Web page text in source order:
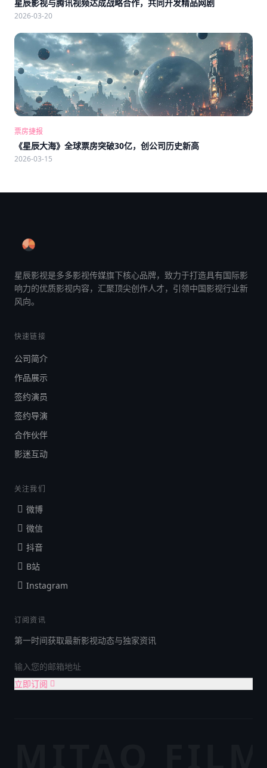
星辰影视与腾讯视频达成战略合作，共同开发精品网剧
2026-03-20
票房捷报
《星辰大海》全球票房突破30亿，创公司历史新高
2026-03-15
星辰影视是多多影视传媒旗下核心品牌，致力于打造具有国际影
响力的优质影视内容，汇聚顶尖创作人才，引领中国影视行业新
风向。
快速链接
公司简介
作品展示
签约演员
签约导演
合作伙伴
影迷互动
关注我们
微博
微信
抖音
B站
Instagram
订阅资讯
第一时间获取最新影视动态与独家资讯
立即订阅